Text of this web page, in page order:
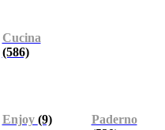
Cucina
(586)
Enjoy (9)
Paderno